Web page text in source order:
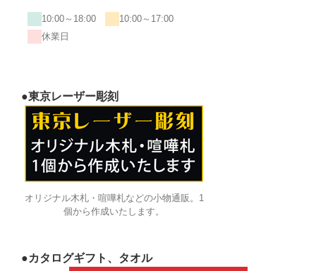
10:00～18:00
10:00～17:00
休業日
●東京レーザー彫刻
オリジナル木札・喧嘩札などの小物通販。1
個から作成いたします。
●カタログギフト、タオル